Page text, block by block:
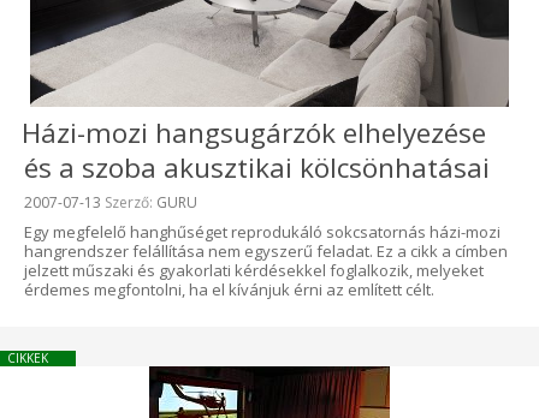
Házi-mozi hangsugárzók elhelyezése
és a szoba akusztikai kölcsönhatásai
Beküldve:
2007-07-13 Szerző: GURU
Egy megfelelő hanghűséget reprodukáló sokcsatornás házi-mozi
hangrendszer felállítása nem egyszerű feladat. Ez a cikk a címben
jelzett műszaki és gyakorlati kérdésekkel foglalkozik, melyeket
érdemes megfontolni, ha el kívánjuk érni az említett célt.
CIKKEK